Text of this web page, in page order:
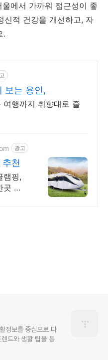
에서 가까워 접근성이 좋
신적 건강을 개선하고, 자
.
보는 용인,
행까지 취향대로 즐
광고
천
램핑,
추
정보를 중심으로 다
드와 생활 팁을 통